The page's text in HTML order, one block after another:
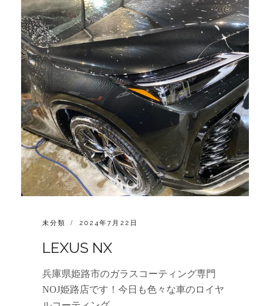
CATEGORIES:
未分類
POSTED
2024年7月22日
LEXUS NX
兵庫県姫路市のガラスコーティング専門
NOJ姫路店です！今日も色々な車のロイヤ